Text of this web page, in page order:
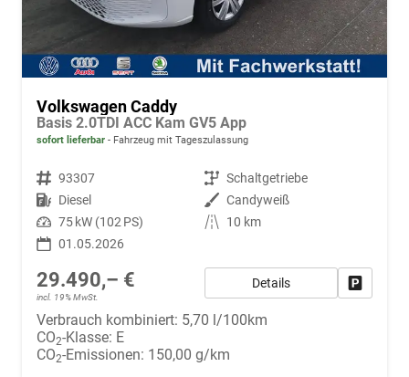
Volkswagen Caddy
Basis 2.0TDI ACC Kam GV5 App
sofort lieferbar Fahrzeug mit Tageszulassung
Fahrzeugnr. 93307 Getriebe Schaltgetriebe
Kraftstoff Diesel Außenfarbe Candyweiß
Leistung 75 kW (102 PS) Kilometerstand
10 km
01.05.2026
29.490,– €
incl. 19% MwSt.
Details
Verbrauch kombiniert: 5,70 l/100km
CO2-Klasse: E
CO2-Emissionen: 150,00 g/km